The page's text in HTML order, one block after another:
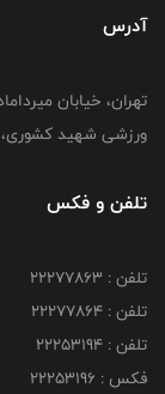
آدرس
تهران، خیابان
ورزشی شهید کشوری،
تلفن و فکس
تلفن : 22277863
تلفن : 22277864
تلفن : 22253194
فکس : 22253196